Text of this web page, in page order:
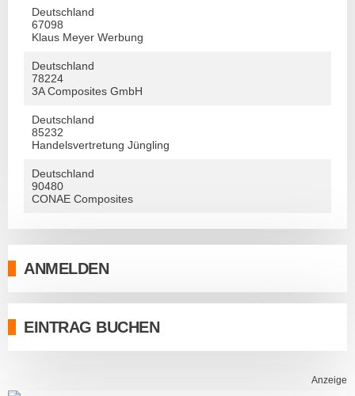
Anzeige
Deutschland
67098
Klaus Meyer Werbung
Deutschland
78224
3A Composites GmbH
Deutschland
85232
Handelsvertretung Jüngling
Deutschland
90480
CONAE Composites
ANMELDEN
EINTRAG BUCHEN